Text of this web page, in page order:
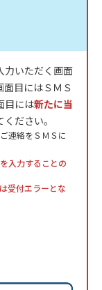
力いただく画面
目にはＳＭＳ
目には新たに当
ださい。
連絡をＳＭＳに
入力することの
受付エラーとな